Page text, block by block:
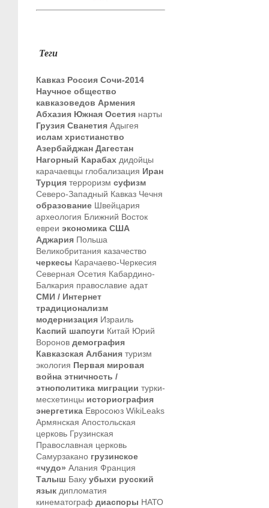
Теги
Кавказ Россия Сочи-2014
Научное общество
кавказоведов Армения
Абхазия Южная Осетия нарты
Грузия Сванетия Адыгея
ислам христианство
Азербайджан Дагестан
Нагорный Карабах дидойцы
карачаевцы глобализация Иран
Турция терроризм суфизм
Северо-Западный Кавказ Чечня
образование Швейцария
археология Ближний Восток
евреи экономика США
Аджария Польша
Великобритания казачество
черкесы Карачаево-Черкесия
Северная Осетия Кабардино-
Балкария православие адат
СМИ / Интернет
традиционализм
модернизация Израиль
Каспий шапсуги Китай Юрий
Воронов демография
Кавказская Албания туризм
экология Первая мировая
война этничность /
этнополитика миграции турки-
месхетинцы историография
энергетика Евросоюз WikiLeaks
Армянская Апостольская
церковь Грузинская
Православная церковь
Самурзакано грузинское
«чудо» Алания Франция
Талыш Баку убыхи русский
язык дипломатия
кинематограф диаспоры НАТО